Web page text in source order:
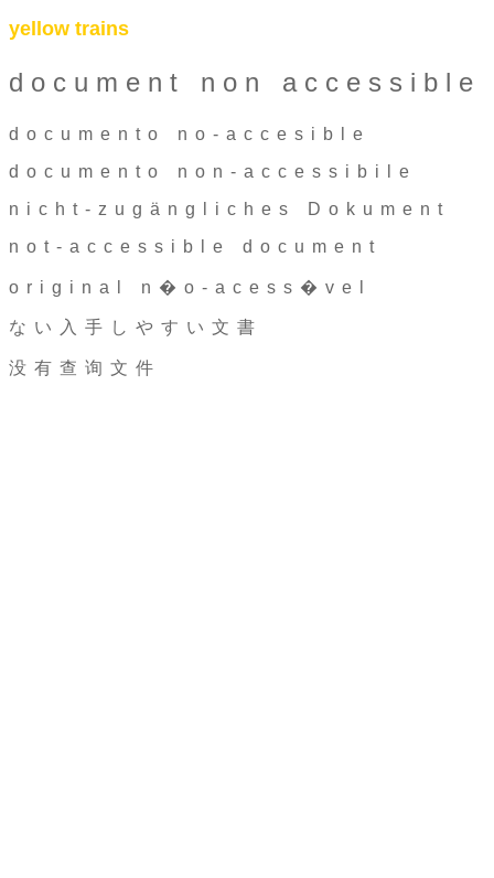
yellow trains
document non accessible
documento no-accesible
documento non-accessibile
nicht-zugängliches Dokument
not-accessible document
original n�o-acess�vel
ない入手しやすい文書
没有查询文件